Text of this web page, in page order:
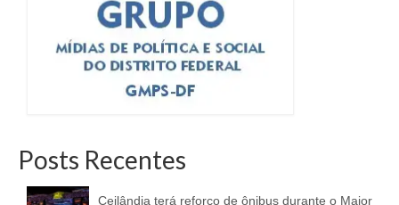
Posts Recentes
Ceilândia terá reforço de ônibus durante o Maior